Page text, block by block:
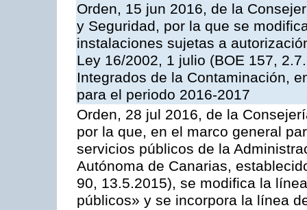
Orden, 15 jun 2016, de la
y Seguridad, por la que se
instalaciones sujetas a
Ley 16/2002, 1 julio (BOE 157,
Integrados de la Contaminación,
para el periodo 2016-2017
Orden, 28 jul 2016, de la
por la que, en el marco general
servicios públicos de la
Autónoma de Canarias,
90, 13.5.2015), se modifica la
públicos» y se incorpora la línea